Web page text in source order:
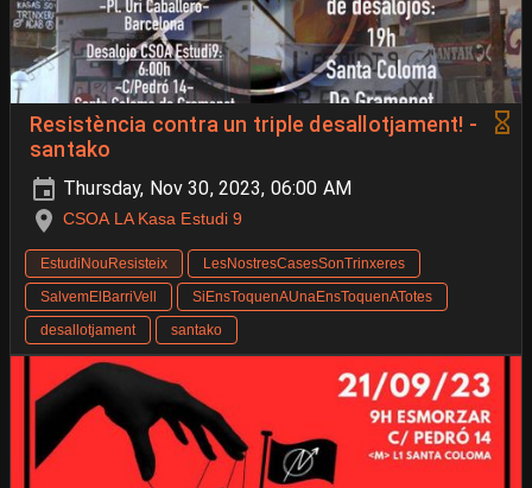
Resistència contra un triple desallotjament! -
santako
Thursday, Nov 30, 2023, 06:00 AM
CSOA LA Kasa Estudi 9
EstudiNouResisteix
LesNostresCasesSonTrinxeres
SalvemElBarriVell
SiEnsToquenAUnaEnsToquenATotes
desallotjament
santako